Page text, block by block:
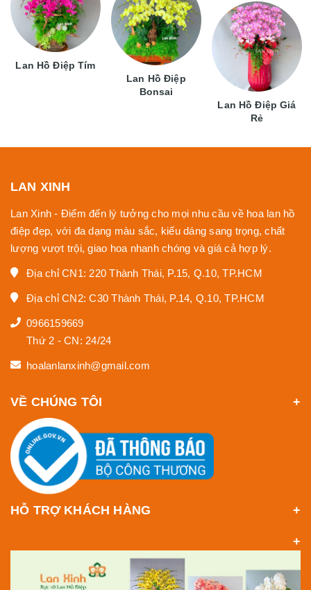
Lan Hồ Điệp Tím
Lan Hồ Điệp
Bonsai
Lan Hồ Điệp Giá
Rẻ
LAN XINH
Lan Xinh - Điểm đến lý tưởng cho mọi nhu cầu về hoa lan hồ
điệp đẹp, với đa dạng màu sắc, kiểu dáng sang trọng, chất
lượng vượt trội, giao hoa nhanh chóng và giá cả hợp lý.
Địa chỉ CN1: 220 Thành Thái, P.15, Q.10, TP.HCM
Địa chỉ CN2: C30 Thành Thái, P.14, Q.10, TP.HCM
0966159669
Thứ 2 - CN: 24/24
hoalanlanxinh@gmail.com
VỀ CHÚNG TÔI
HỖ TRỢ KHÁCH HÀNG